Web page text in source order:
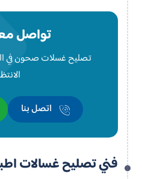
تواصل
تصليح غسلات صحون في
اتصل بنا
فني تصليح غسالات